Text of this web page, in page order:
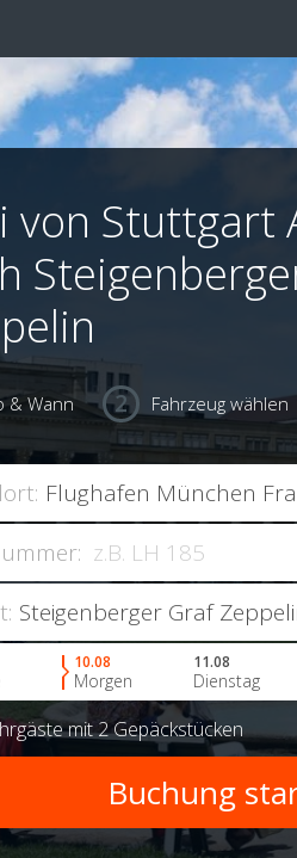
von Stuttgart
& Wann Fahrzeug wählen
10.08
Morgen
11.08
Dienstag
mit2 Gepäckstücken